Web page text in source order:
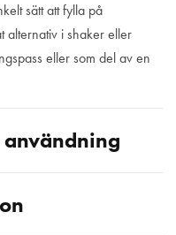
sätt att fylla på
alternativ i shaker eller
eller som del av en
användning